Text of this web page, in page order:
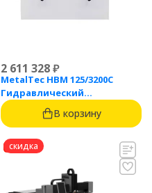
2 611 328₽
MetalTec HBM 125/3200C
Гидравлический
листогибочный пресс с
контроллером TP10S
В корзину
скидка